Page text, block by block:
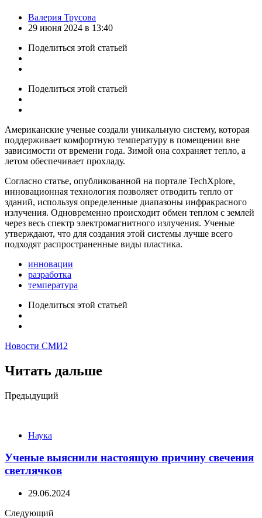
Posted
by
Валерия Трусова
29 июня 2024 в 13:40
Поделиться этой статьей
Поделиться этой статьей
Американские ученые создали уникальную систему, которая
поддерживает комфортную температуру в помещении вне
зависимости от времени года. Зимой она сохраняет тепло, а
летом обеспечивает прохладу.
Согласно статье, опубликованной на портале TechXplore,
инновационная технология позволяет отводить тепло от
зданий, используя определенные диапазоны инфракрасного
излучения. Одновременно происходит обмен теплом с землей
через весь спектр электромагнитного излучения. Ученые
утверждают, что для создания этой системы лучше всего
подходят распространенные виды пластика.
инновации
разработка
температура
Поделиться этой статьей
Новости СМИ2
Читать дальше
Post
Предыдущий
Наука
Ученые выяснили настоящую причину свечения
светлячков
29.06.2024
Следующий